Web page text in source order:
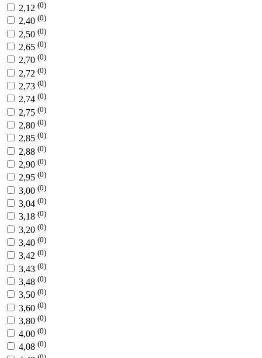
2,12 (0)
2,40 (0)
2,50 (0)
2,65 (0)
2,70 (0)
2,72 (0)
2,73 (0)
2,74 (0)
2,75 (0)
2,80 (0)
2,85 (0)
2,88 (0)
2,90 (0)
2,95 (0)
3,00 (0)
3,04 (0)
3,18 (0)
3,20 (0)
3,40 (0)
3,42 (0)
3,43 (0)
3,48 (0)
3,50 (0)
3,60 (0)
3,80 (0)
4,00 (0)
4,08 (0)